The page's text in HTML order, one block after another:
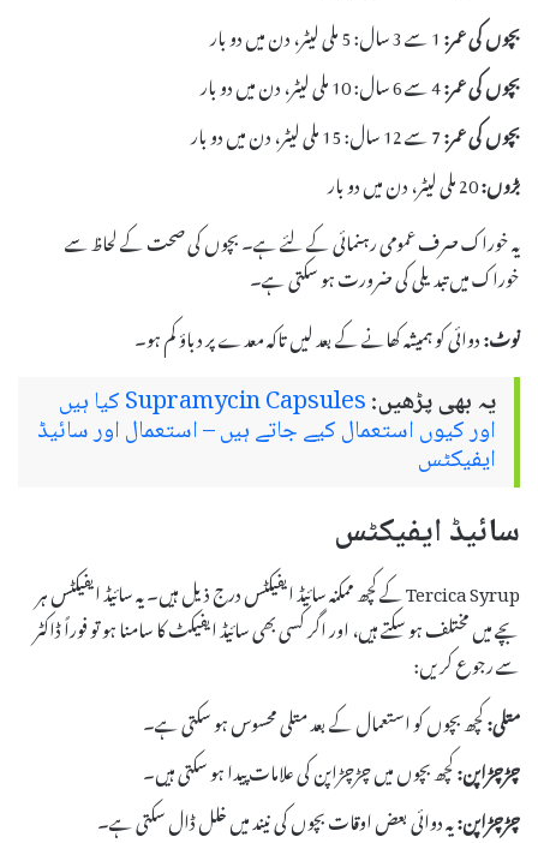
بچوں کی عمر:
بچوں کی عمر:
بچوں کی عمر:
بڑوں:
یہ خوراک صرف عمومی رہنمائی کے لئے ہے۔ بچوں کی صحت کے لحاظ سے
خوراک میں تبدیلی کی ضرورت ہو سکتی ہے۔
نوٹ:دوائی کو ہمیشہ کھانے کے بعد لیں تاکہ معدے پر دباؤ کم ہو۔
یہ بھی پڑھیں: Supramycin Capsules کیا ہیں
اور کیوں استعمال کیے جاتے ہیں – استعمال اور سائیڈ
ایفیکٹس
سائیڈ ایفیکٹس
Tercica Syrup کے کچھ ممکنہ سائیڈ ایفیکٹس درج ذیل ہیں۔ یہ سائیڈ ایفیکٹس ہر
بچے میں مختلف ہو سکتے ہیں، اور اگر کسی بھی سائیڈ ایفیکٹ کا سامنا ہو تو فوراً ڈاکٹر
سے رجوع کریں:
متلی:کچھ بچوں کو استعمال کے بعد متلی محسوس ہو سکتی ہے۔
چڑچڑاپن:کچھ بچوں میں چڑچڑاپن کی علامات پیدا ہو سکتی ہیں۔
چڑچڑاپن:یہ دوائی بعض اوقات بچوں کی نیند میں خلل ڈال سکتی ہے۔